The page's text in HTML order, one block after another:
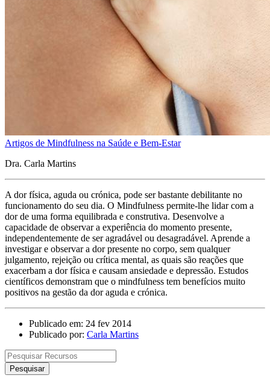
Artigos de Mindfulness na Saúde e Bem-Estar
Dra. Carla Martins
A dor física, aguda ou crónica, pode ser bastante debilitante no
funcionamento do seu dia. O Mindfulness permite-lhe lidar com a
dor de uma forma equilibrada e construtiva. Desenvolve a
capacidade de observar a experiência do momento presente,
independentemente de ser agradável ou desagradável. Aprende a
investigar e observar a dor presente no corpo, sem qualquer
julgamento, rejeição ou crítica mental, as quais são reações que
exacerbam a dor física e causam ansiedade e depressão. Estudos
científicos demonstram que o mindfulness tem benefícios muito
positivos na gestão da dor aguda e crónica.
Publicado em: 24 fev 2014
Publicado por: Carla Martins
Pesquisar